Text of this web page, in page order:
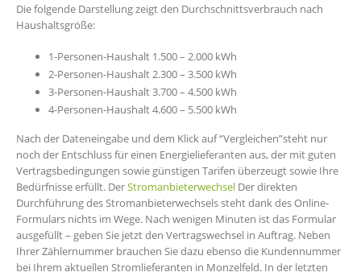
Die folgende Darstellung zeigt den Durchschnittsverbrauch nach
Haushaltsgröße:
1-Personen-Haushalt 1.500 – 2.000 kWh
2-Personen-Haushalt 2.300 – 3.500 kWh
3-Personen-Haushalt 3.700 – 4.500 kWh
4-Personen-Haushalt 4.600 – 5.500 kWh
Nach der Dateneingabe und dem Klick auf “Vergleichen”steht nur
noch der Entschluss für einen Energielieferanten aus, der mit guten
Vertragsbedingungen sowie günstigen Tarifen überzeugt sowie Ihre
Bedürfnisse erfüllt. DerStromanbieterwechsel Der direkten
Durchführung des Stromanbieterwechsels steht dank des Online-
Formulars nichts im Wege. Nach wenigen Minuten ist das Formular
ausgefüllt – geben Sie jetzt den Vertragswechsel in Auftrag. Neben
Ihrer Zählernummer brauchen Sie dazu ebenso die Kundennummer
bei Ihrem aktuellen Stromlieferanten in Monzelfeld. In der letzten